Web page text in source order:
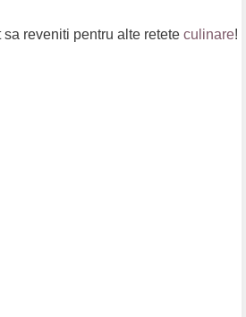
reveniti pentru alte retete culinare!